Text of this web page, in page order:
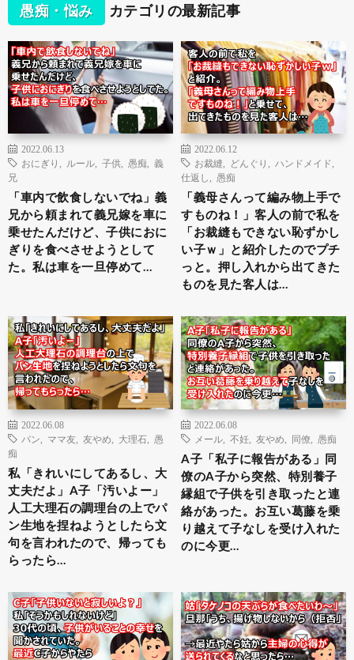
愚痴・悩み カテゴリの最新記事
2022.06.13
おにぎり
ルール 子供 愚痴
義
兄
「車内で飲食しないでね」義
兄から頼まれて義兄嫁を車に
乗せたんだけど、子供におに
ぎりを食べさせようとして
た。私は車を一旦停めて…
2022.06.12
お裁縫
どんぐり ハンドメイド
仕返し
愚痴
「義母さんって編み物上手で
すものね！」客人の前で私を
「お裁縫もできない恥ずかし
い子ｗ」と紹介したのでプチ
っと。押し入れから出てきた
ものを見た客人は…
2022.06.08
パン
ママ友 友やめ 大理石
愚
痴
私「きれいにしてあるし、大
丈夫だよ」A子「汚いよー」
人工大理石の調理台の上でパ
ン生地を捏ねようとしたら文
句を言われたので、帰っても
らったら…
2022.06.08
メール
不妊 友やめ 同僚 愚痴
A子「私子に報告がある」同
僚のA子から突然、特別養子
縁組で子供を引き取ったと連
絡があった。お互い葛藤を乗
り越えて子なしを受け入れた
のに今更…